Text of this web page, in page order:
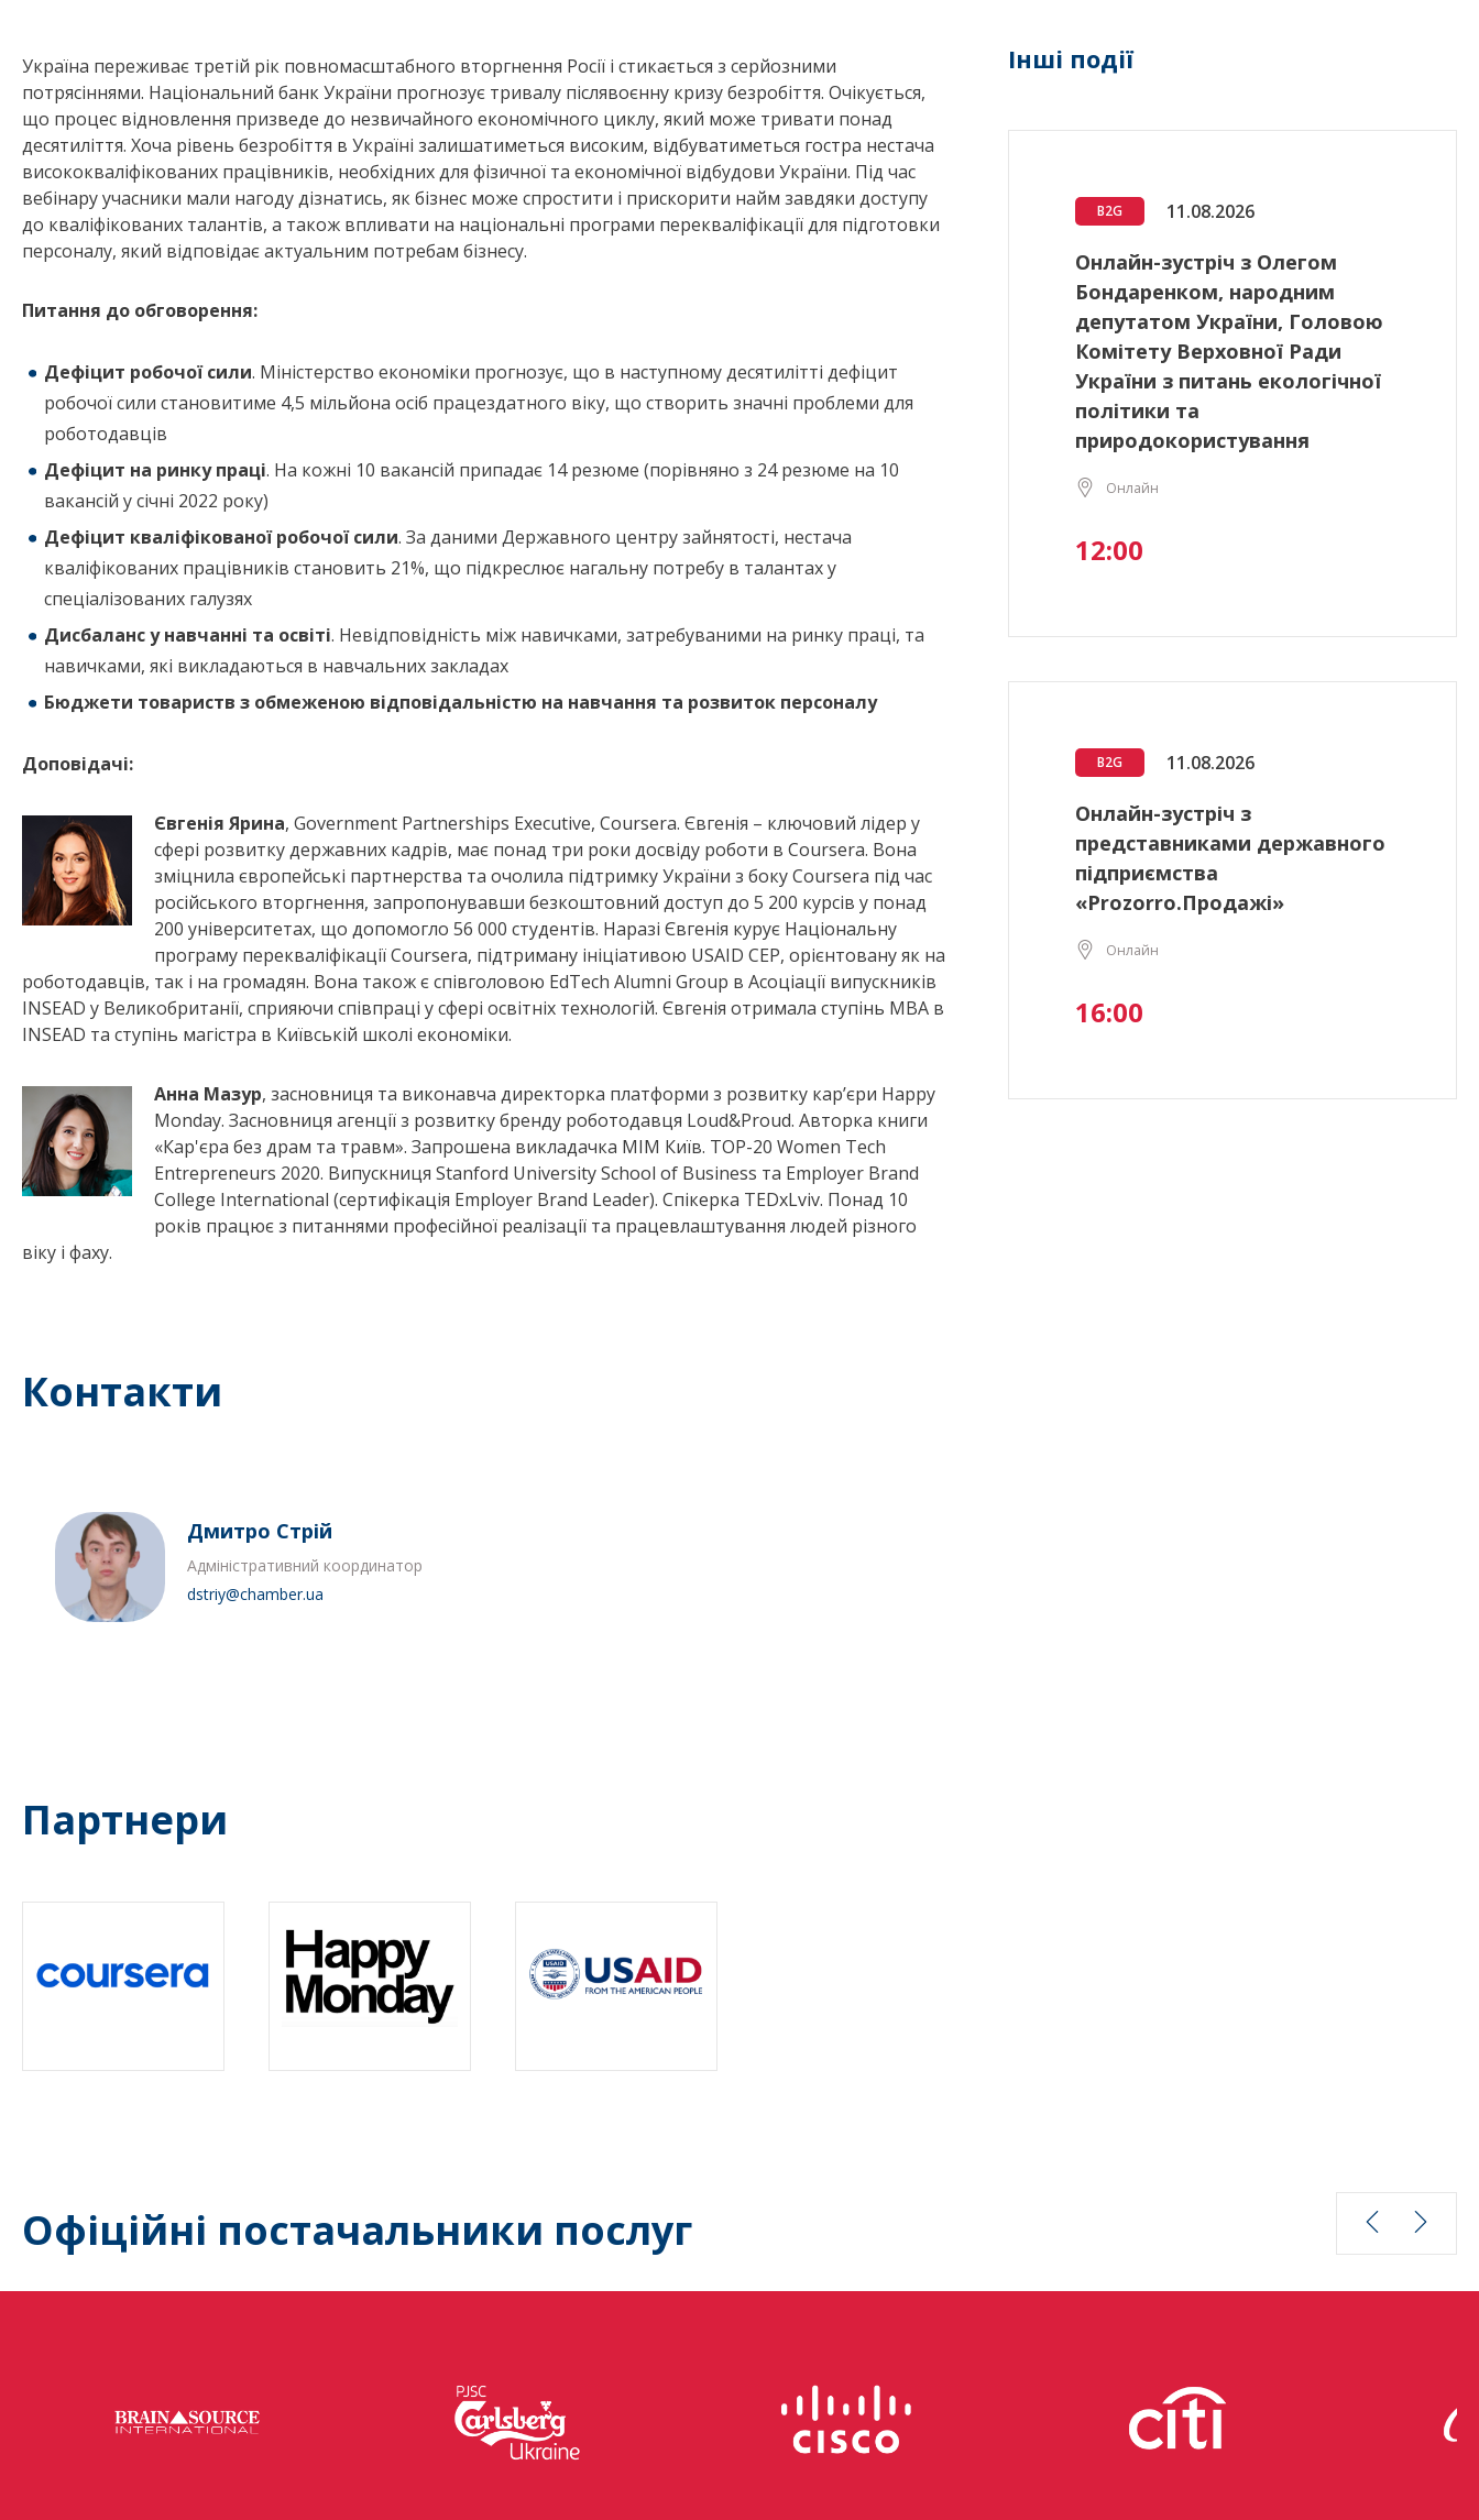
Україна переживає третій рік повномасштабного вторгнення Росії і стикається з серйозними
потрясіннями. Національний банк України прогнозує тривалу післявоєнну кризу безробіття. Очікується,
що процес відновлення призведе до незвичайного економічного циклу, який може тривати понад
десятиліття. Хоча рівень безробіття в Україні залишатиметься високим, відбуватиметься гостра нестача
висококваліфікованих працівників, необхідних для фізичної та економічної відбудови України. Під час
вебінару учасники мали нагоду дізнатись, як бізнес може спростити і прискорити найм завдяки доступу
до кваліфікованих талантів, а також впливати на національні програми перекваліфікації для підготовки
персоналу, який відповідає актуальним потребам бізнесу.
Питання до обговорення:
Дефіцит робочої сили. Міністерство економіки прогнозує, що в наступному десятилітті дефіцит
робочої сили становитиме 4,5 мільйона осіб працездатного віку, що створить значні проблеми для
роботодавців
Дефіцит на ринку праці. На кожні 10 вакансій припадає 14 резюме (порівняно з 24 резюме на 10
вакансій у січні 2022 року)
Дефіцит кваліфікованої робочої сили. За даними Державного центру зайнятості, нестача
кваліфікованих працівників становить 21%, що підкреслює нагальну потребу в талантах у
спеціалізованих галузях
Дисбаланс у навчанні та освіті. Невідповідність між навичками, затребуваними на ринку праці, та
навичками, які викладаються в навчальних закладах
Бюджети товариств з обмеженою відповідальністю на навчання та розвиток персоналу
Доповідачі:
Євгенія Ярина, Government Partnerships Executive, Coursera. Євгенія – ключовий лідер у
сфері розвитку державних кадрів, має понад три роки досвіду роботи в Coursera. Вона
зміцнила європейські партнерства та очолила підтримку України з боку Coursera під час
російського вторгнення, запропонувавши безкоштовний доступ до 5 200 курсів у понад
200 університетах, що допомогло 56 000 студентів. Наразі Євгенія курує Національну
програму перекваліфікації Coursera, підтриману ініціативою USAID CEP, орієнтовану як на
роботодавців, так і на громадян. Вона також є співголовою EdTech Alumni Group в Асоціації випускників
INSEAD у Великобританії, сприяючи співпраці у сфері освітніх технологій. Євгенія отримала ступінь MBA в
INSEAD та ступінь магістра в Київській школі економіки.
Анна Мазур, засновниця та виконавча директорка платформи з розвитку карʼєри Happy
Monday. Засновниця агенції з розвитку бренду роботодавця Loud&Proud. Авторка книги
«Кар'єра без драм та травм». Запрошена викладачка МІМ Київ. TOP-20 Women Tech
Entrepreneurs 2020. Випускниця Stanford University School of Business та Employer Brand
College International (сертифікація Employer Brand Leader). Спікерка TEDxLviv. Понад 10
років працює з питаннями професійної реалізації та працевлаштування людей різного
віку і фаху.
Контакти
Дмитро Стрій
Адміністративний координатор
dstriy@chamber.ua
Інші події
B2G 11.08.2026
Онлайн-зустріч з Олегом
Бондаренком, народним
депутатом України, Головою
Комітету Верховної Ради
України з питань екологічної
політики та
природокористування
Онлайн
12:00
B2G 11.08.2026
Онлайн-зустріч з
представниками державного
підприємства
«Prozorro.Продажі»
Онлайн
16:00
Партнери
Офіційні постачальники послуг